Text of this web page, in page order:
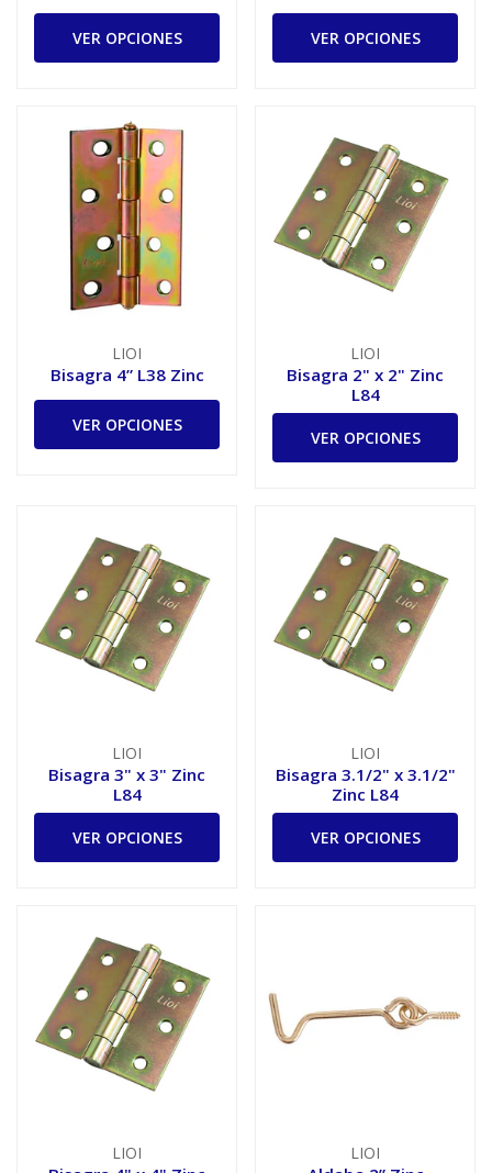
VER OPCIONES VER OPCIONES
LIOI
Bisagra 4” L38 Zinc
VER OPCIONES
LIOI
Bisagra 2" x 2" Zinc
L84
VER OPCIONES
LIOI
Bisagra 3" x 3" Zinc
L84
VER OPCIONES
LIOI
Bisagra 3.1/2" x 3.1/2"
Zinc L84
VER OPCIONES
LIOI LIOI